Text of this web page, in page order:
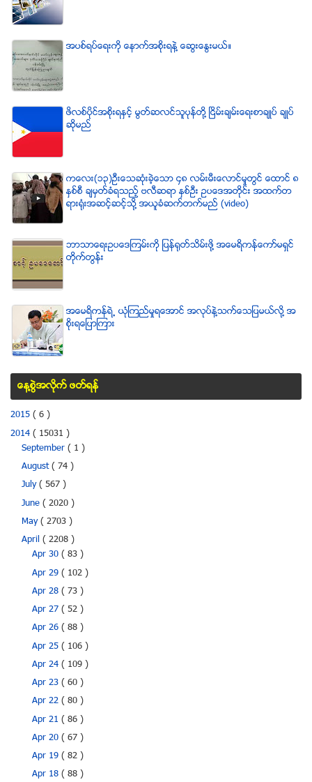
အပစ္ရပ္ေရးကို ေနာက္အစိုးရနဲ႔ ေဆြးေႏြးမယ္။
ဖိလစ္ပိုင္အစိုးရႏွင့္ မြတ္ဆလင္သူပုန္တို႔ ၿငိမ္းခ်မ္းေရးစာခ်ဳပ္ ခ်ဳပ္
ဆိုမည္
ကေလး(၁၃)ဦးေသဆံုးခဲ့ေသာ ၄၈ လမ္းမီးေလာင္မႈတြင္ ေထာင္ ၈
ႏွစ္စီ ခ်မွတ္ခံရသည့္ ဗလီဆရာ ႏွစ္ဦး ဥပေဒအတိုင္း အထက္တ
ရားရံုးအဆင့္ဆင့္သို႔ အယူခံဆက္တက္မည္ (video)
ဘာသာေရးဥပေဒၾကမ္းကို ျပန္ရုတ္သိမ္းဖို႔ အေမရိကန္ေကာ္မရွင္
တိုက္တြန္း
အေမရိကန္ရဲ႕ ယံုၾကည္မႈရေအာင္ အလုပ္နဲ႔သက္ေသျပမယ္လုိ႔ အ
စုိးရေျပာၾကား
ေန႔စြဲအလိုက္ ဖတ္ရန္
2015 ( 6 )
2014 ( 15031 )
September ( 1 )
August( 74 )
July( 567 )
June ( 2020 )
May( 2703 )
April ( 2208 )
Apr 30( 83 )
Apr 29( 102 )
Apr 28( 73 )
Apr 27( 52 )
Apr 26( 88 )
Apr 25( 106 )
Apr 24( 109 )
Apr 23( 60 )
Apr 22( 80 )
Apr 21( 86 )
Apr 20( 67 )
Apr 19( 82 )
Apr 18( 88 )